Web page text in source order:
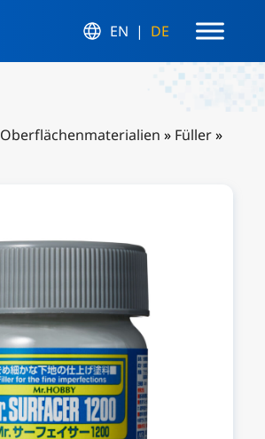
EN DE
Oberflächenmaterialien » Füller»